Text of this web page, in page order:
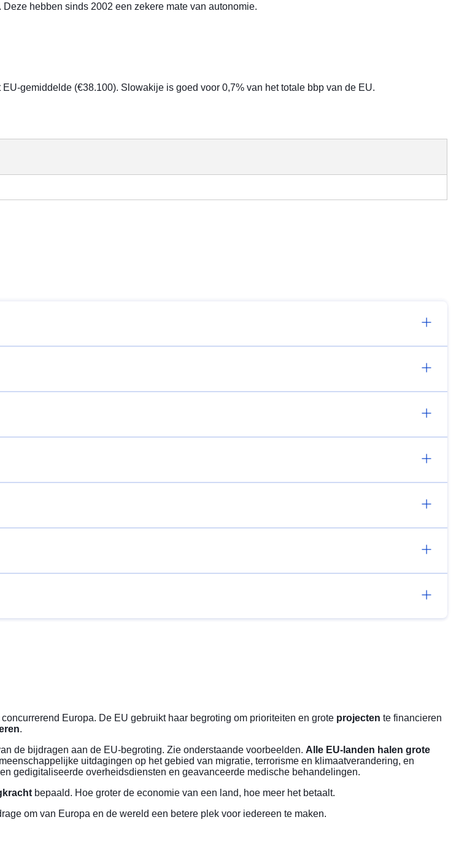
hebben sinds 2002 een zekere mate van autonomie.
gemiddelde (€38.100). Slowakije is goed voor 0,7% van het totale bbp van de EU.
Europa. De EU gebruikt haar begroting om prioriteiten en grote projecten te financieren
.
de bijdragen aan de EU-begroting. Zie onderstaande voorbeelden. Alle EU-landen halen grote
uitdagingen op het gebied van migratie, terrorisme en klimaatverandering, en
gedigitaliseerde overheidsdiensten en geavanceerde medische behandelingen.
bepaald. Hoe groter de economie van een land, hoe meer het betaalt.
om van Europa en de wereld een betere plek voor iedereen te maken.